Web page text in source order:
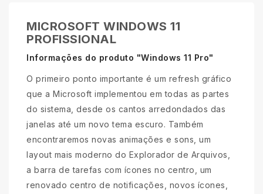
MICROSOFT WINDOWS 11
PROFISSIONAL
Informações do produto "Windows 11 Pro"
O primeiro ponto importante é um refresh gráfico
que a Microsoft implementou em todas as partes
do sistema, desde os cantos arredondados das
janelas até um novo tema escuro. Também
encontraremos novas animações e sons, um
layout mais moderno do Explorador de Arquivos,
a barra de tarefas com ícones no centro, um
renovado centro de notificações, novos ícones,